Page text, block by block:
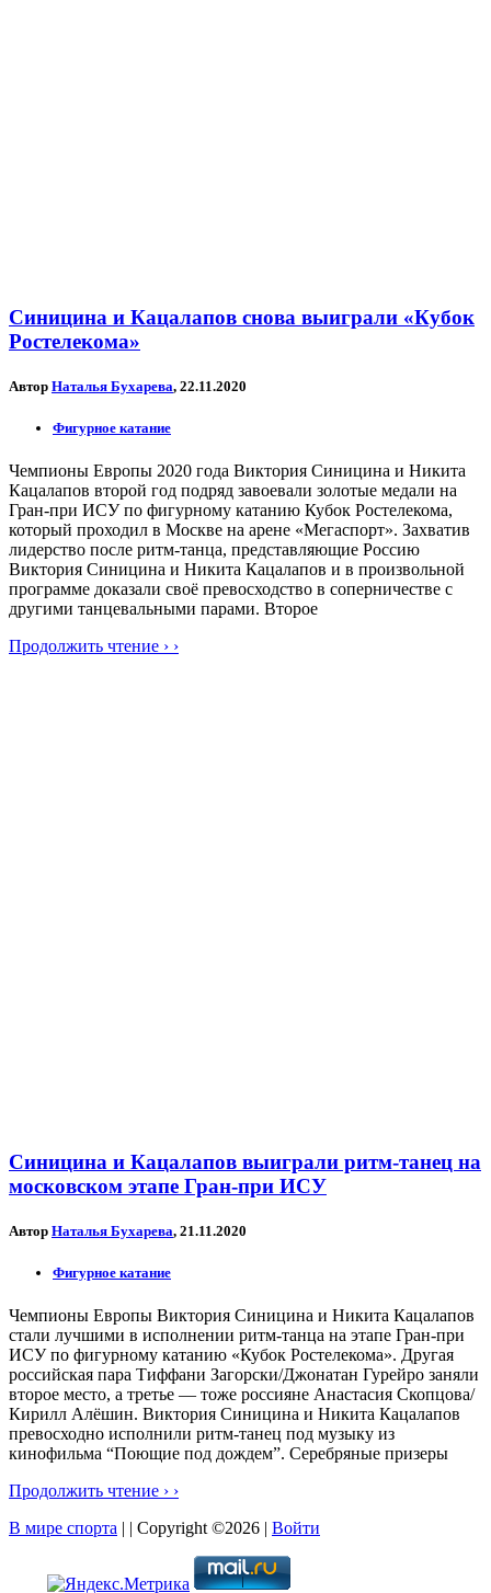
Синицина и Кацалапов снова выиграли «Кубок
Ростелекома»
Автор Наталья Бухарева, 22.11.2020
Фигурное катание
Чемпионы Европы 2020 года Виктория Синицина и Никита
Кацалапов второй год подряд завоевали золотые медали на
Гран-при ИСУ по фигурному катанию Кубок Ростелекома,
который проходил в Москве на арене «Мегаспорт». Захватив
лидерство после ритм-танца, представляющие Россию
Виктория Синицина и Никита Кацалапов и в произвольной
программе доказали своё превосходство в соперничестве с
другими танцевальными парами. Второе
Продолжить чтение › ›
Синицина и Кацалапов выиграли ритм-танец на
московском этапе Гран-при ИСУ
Автор Наталья Бухарева, 21.11.2020
Фигурное катание
Чемпионы Европы Виктория Синицина и Никита Кацалапов
стали лучшими в исполнении ритм-танца на этапе Гран-при
ИСУ по фигурному катанию «Кубок Ростелекома». Другая
российская пара Тиффани Загорски/Джонатан Гурейро заняли
второе место, а третье — тоже россияне Анастасия Скопцова/
Кирилл Алёшин. Виктория Синицина и Никита Кацалапов
превосходно исполнили ритм-танец под музыку из
кинофильма “Поющие под дождем”. Серебряные призеры
Продолжить чтение › ›
В мире спорта | | Copyright ©2026 | Войти